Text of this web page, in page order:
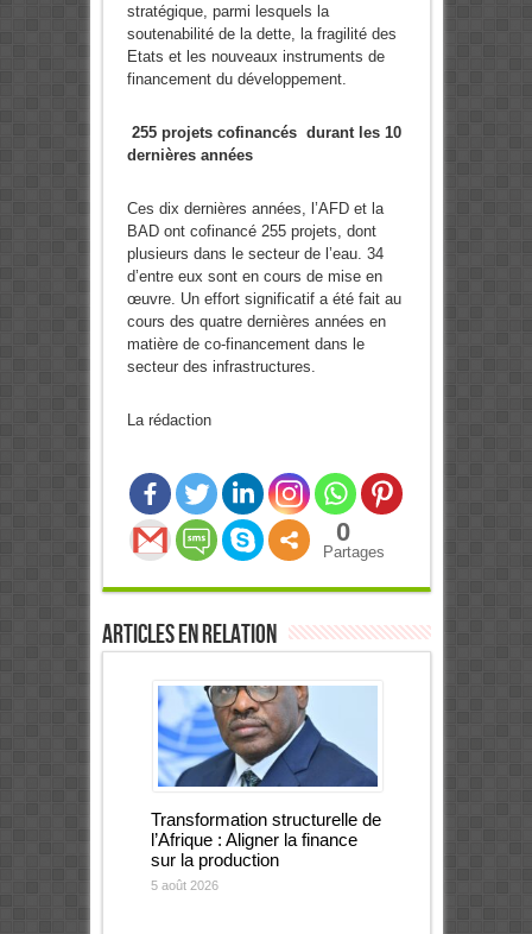
stratégique, parmi lesquels la
soutenabilité de la dette, la fragilité des
Etats et les nouveaux instruments de
financement du développement.
255 projets cofinancés durant les 10
dernières années
Ces dix dernières années, l’AFD et la
BAD ont cofinancé 255 projets, dont
plusieurs dans le secteur de l’eau. 34
d’entre eux sont en cours de mise en
œuvre. Un effort significatif a été fait au
cours des quatre dernières années en
matière de co-financement dans le
secteur des infrastructures.
La rédaction
0
Partages
Articles en relation
Transformation structurelle de
l’Afrique : Aligner la finance
sur la production
5 août 2026